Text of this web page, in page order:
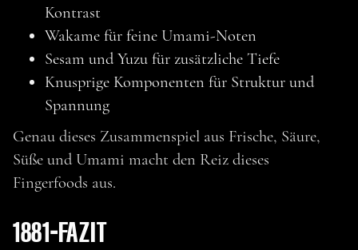
Kontrast
Wakame für feine Umami-Noten
Sesam und Yuzu für zusätzliche Tiefe
Knusprige Komponenten für Struktur und
Spannung
Genau dieses Zusammenspiel aus Frische, Säure,
Süße und Umami macht den Reiz dieses
Fingerfoods aus.
1881-FAZIT